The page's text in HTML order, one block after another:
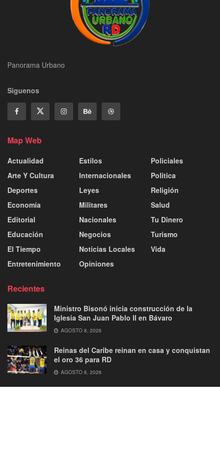
Panorama Urbano
Siguenos
Map Web
Actualidad
Arte Y Cultura
Deportes
Economía
Editorial
Educación
El Tiempo
Entretenimiento
Estilos
Internacionales
Leyes
Militares
Nacionales
Negocios
Noticias Locales
Opiniones
Policiales
Politica
Religión
Salud
Tu Dinero
Turismo
Vida
Recientes
Ministro Bisonó inicia construcción de la
Iglesia San Juan Pablo II en Bávaro
AGOSTO 8, 2026
Reinas del Caribe reinan en casa y conquistan
el oro 36 para RD
AGOSTO 8, 2026